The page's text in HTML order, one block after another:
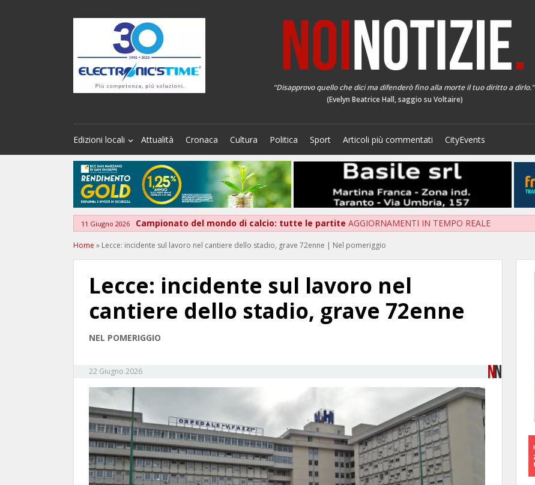
“Disapprovo quello che dici ma difenderò fino alla morte il tuo diritto a dirlo.”
(Evelyn Beatrice Hall, saggio su Voltaire)
Edizioni locali Attualità Cronaca Cultura Politica Sport Articoli più commentati CityEvents
11 Giugno 2026 Campionato del mondo di calcio: tutte le partite AGGIORNAMENTI IN TEMPO REALE
Home » Lecce: incidente sul lavoro nel cantiere dello stadio, grave 72enne | Nel pomeriggio
Lecce: incidente sul lavoro nel
cantiere dello stadio, grave 72enne
NEL POMERIGGIO
22 Giugno 2026